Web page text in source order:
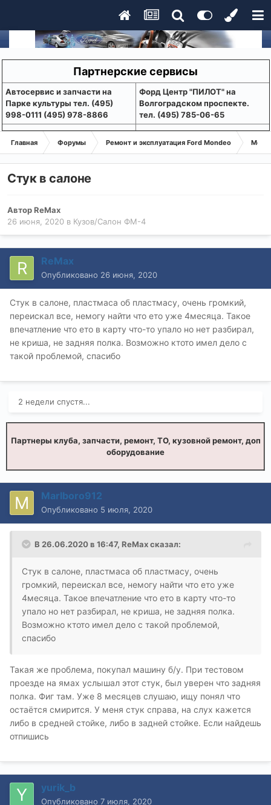
Партнерские сервисы
Aвтосервис и запчасти на
Парке культуры тел. (495)
998-0111 (495) 978-8866
Форд Центр "ПИЛОТ" на
Волгоградском проспекте.
тел. (495) 785-06-65
Главная Форумы Ремонт и эксплуатация Ford Mondeo
Стук в салоне
АвторReMax
26 июня, 2020 в Кузов/Салон ФМ-4
ReMax
Опубликовано 26 июня, 2020
Стук в салоне, пластмаса об пластмасу, очень громкий,
переискал все, немогу найти что ето уже 4месяца. Такое
впечатление что ето в карту что-то упало но нет разбирал,
не криша, не задняя полка. Возможно ктото имел дело с
такой проблемой, спасибо
2 недели спустя...
Партнеры клуба, запчасти, ремонт, ТО, кузовной ремонт, доп
оборудование
Marlboro912
Опубликовано 5 июля, 2020
В 26.06.2020 в 16:47, ReMaxсказал:
Стук в салоне, пластмаса об пластмасу, очень
громкий, переискал все, немогу найти что ето уже
4месяца. Такое впечатление что ето в карту что-то
упало но нет разбирал, не криша, не задняя полка.
Возможно ктото имел дело с такой проблемой,
спасибо
Такая же проблема, покупал машину б/у. При тестовом
проезде на ямах услышал этот стук, был уверен что задняя
полка. Фиг там. Уже 8 месяцев слушаю, ищу понял что
остаётся смирится. У меня стук справа, на слух кажется
либо в средней стойке, либо в задней стойке. Если найдешь
отпишись
yurik_b
Опубликовано 7 июля, 2020